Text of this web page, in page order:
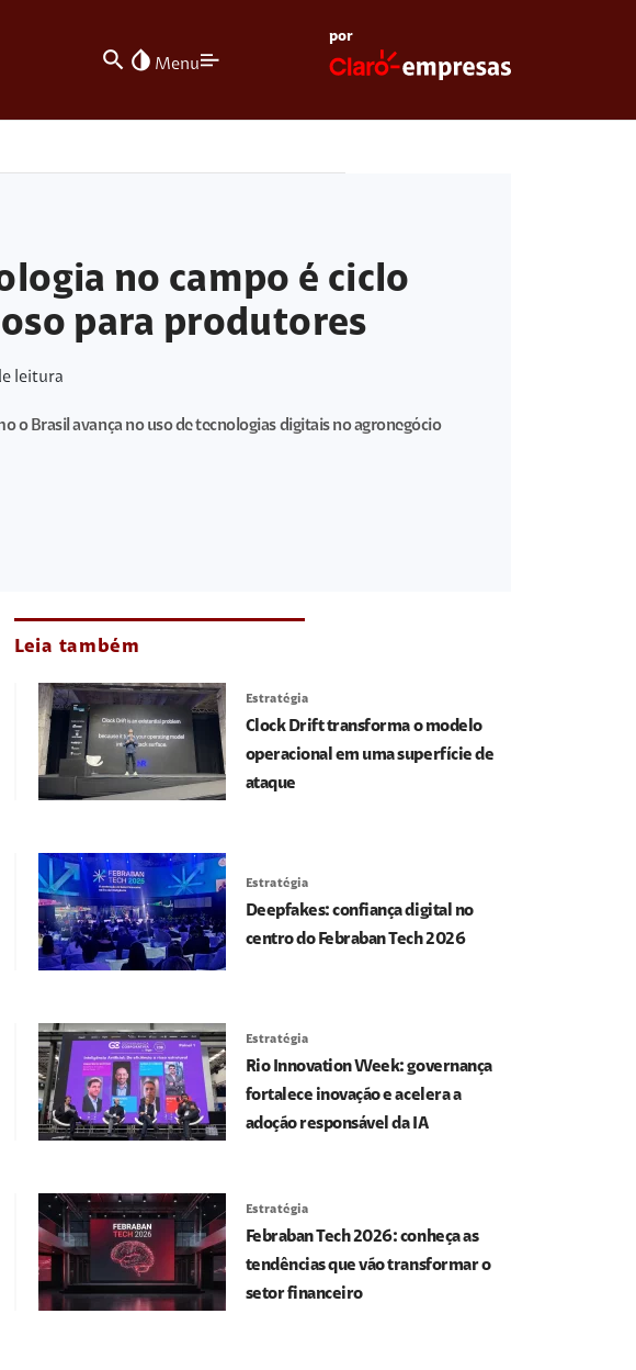
search invert_colors Menu
por
no campo é ciclo
para produtores
leitura
o Brasil avança no uso de tecnologias digitais no agronegócio
Leia também
Estratégia
Clock Drift transforma o modelo
operacional em uma superfície de
ataque
Estratégia
Deepfakes: confiança digital no
centro do Febraban Tech 2026
Estratégia
Rio Innovation Week: governança
fortalece inovação e acelera a
adoção responsável da IA
Estratégia
Febraban Tech 2026: conheça as
tendências que vão transformar o
setor financeiro